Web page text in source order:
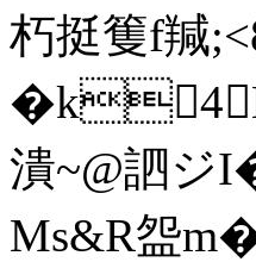
朽挺篗f羬
潰~@訵ジ
Ms&R盌